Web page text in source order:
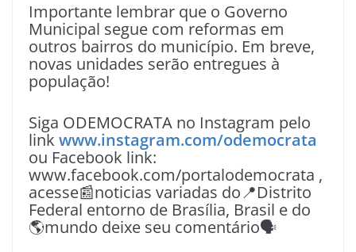
Importante lembrar que o Governo
Municipal segue com reformas em
outros bairros do município. Em breve,
novas unidades serão entregues à
população!
Siga ODEMOCRATA no Instagram pelo
link www.instagram.com/odemocrata
ou Facebook link:
www.facebook.com/portalodemocrata ,
acesse📰noticias variadas do📍Distrito
Federal entorno de Brasília, Brasil e do
🌎mundo deixe seu comentário🗣